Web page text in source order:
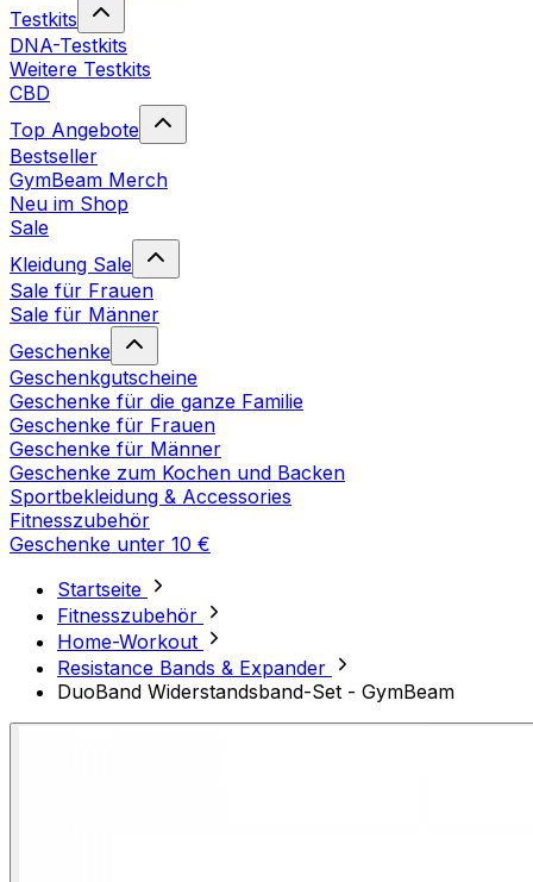
Testkits
DNA-Testkits
Weitere Testkits
CBD
Top Angebote
Bestseller
GymBeam Merch
Neu im Shop
Sale
Kleidung Sale
Sale für Frauen
Sale für Männer
Geschenke
Geschenkgutscheine
Geschenke für die ganze Familie
Geschenke für Frauen
Geschenke für Männer
Geschenke zum Kochen und Backen
Sportbekleidung & Accessories
Fitnesszubehör
Geschenke unter 10 €
Startseite
Fitnesszubehör
Home-Workout
Resistance Bands & Expander
DuoBand Widerstandsband-Set - GymBeam